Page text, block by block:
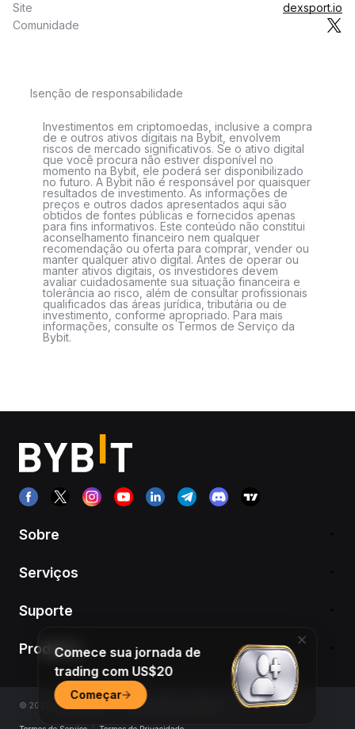
Site
dexsport.io
Comunidade
Isenção de responsabilidade
Investimentos em criptomoedas, inclusive a compra
de e outros ativos digitais na Bybit, envolvem
riscos de mercado significativos. Se o ativo digital
que você procura não estiver disponível no
momento na Bybit, ele poderá ser disponibilizado
no futuro. A Bybit não é responsável por quaisquer
resultados de investimento. As informações de
preços e outros dados apresentados aqui são
obtidos de fontes públicas e fornecidos apenas
para fins informativos. Este conteúdo não constitui
aconselhamento financeiro nem qualquer
recomendação ou oferta para comprar, vender ou
manter qualquer ativo digital. Antes de operar ou
manter ativos digitais, os investidores devem
avaliar cuidadosamente sua situação financeira e
tolerância ao risco, além de consultar profissionais
qualificados das áreas jurídica, tributária ou de
investimento, conforme apropriado. Para mais
informações, consulte os Termos de Serviço da
Bybit.
Sobre
Serviços
Suporte
Produtos
© 2018-2026 Bybit.com. Todos os direitos reservados.
Comece sua jornada de
trading com US$20
Começar